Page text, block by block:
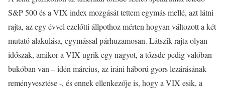
S&P 500 és a VIX index mozgását tettem egymás mellé, azt látni
rajta, az egy évvel ezelőtti állpothoz mérten hogyan változott a két
mutató alakulása, egymással párhuzamosan. Látszik rajta olyan
időszak, amikor a VIX ugrik egy nagyot, a tőzsde pedig valóban
bukóban van – idén március, az iráni háború gyors lezárásának
reményvesztése -, és ennek ellenkezője is, hogy a VIX esik, a